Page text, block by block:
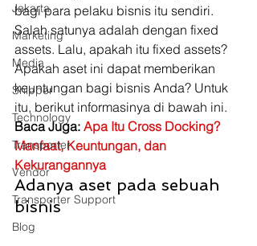
Jakarta
Marketing
Media
Shipper
Technology
Transporter
Vendor
Transporter Support
Blog
bagi para pelaku bisnis itu sendiri.
Salah satunya adalah dengan fixed
assets. Lalu, apakah itu fixed assets?
Apakah aset ini dapat memberikan
keuntungan bagi bisnis Anda? Untuk
itu, berikut informasinya di bawah ini.
Baca Juga: Apa Itu Cross Docking?
Manfaat, Keuntungan, dan
Kekurangannya
Adanya aset pada sebuah
bisnis